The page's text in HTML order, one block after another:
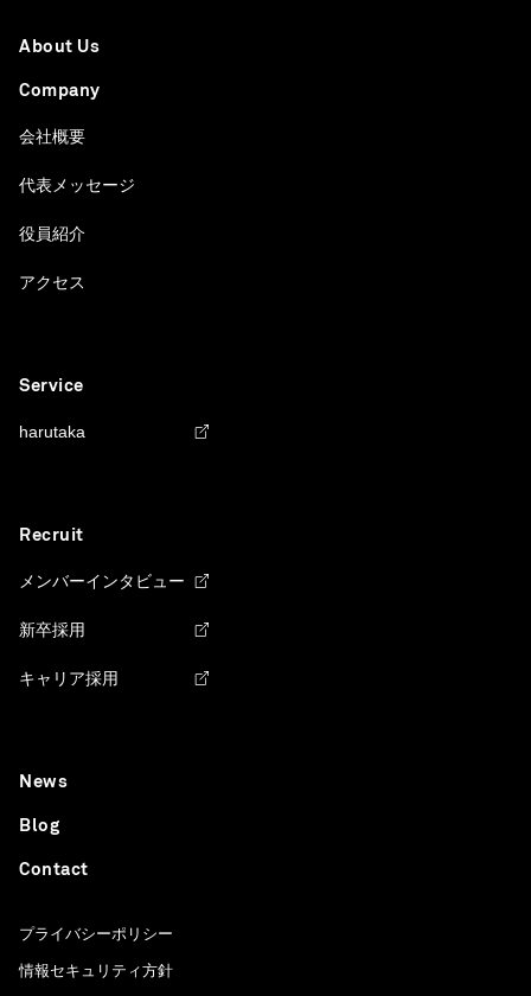
About Us
Company
会社概要
代表メッセージ
役員紹介
アクセス
Service
harutaka
Recruit
メンバーインタビュー
新卒採用
キャリア採用
News
Blog
Contact
プライバシーポリシー
情報セキュリティ方針